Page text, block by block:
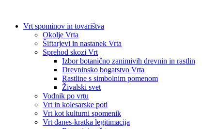
Vrt spominov in tovarištva
Okolje Vrta
Šiftarjevi in nastanek Vrta
Sprehod skozi Vrt
Izbor botanično zanimivih drevnin in rastlin
Drevninsko bogatstvo Vrta
Rastline s simbolnim pomenom
Živalski svet
Vodnik po vrtu
Vrt in kolesarske poti
Vrt kot kulturni spomenik
Vrt danes-kratka legitimacija